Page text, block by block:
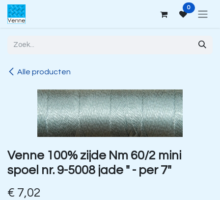
Overslaan naar inhoud 0
Alle producten
Venne 100% zijde Nm 60/2 mini
spoel nr. 9-5008 jade " - per 7"
€ 7,02